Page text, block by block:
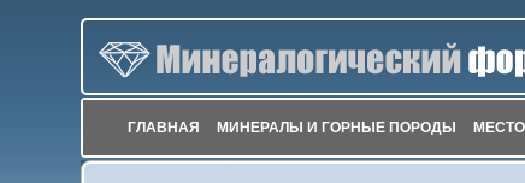
ГЛАВНАЯ МИНЕРАЛЫ И ГОРНЫЕ ПОРОДЫ